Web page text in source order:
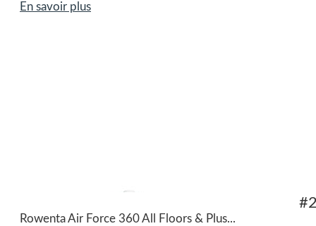
En savoir plus
Rowenta Air Force 360 All Floors & Plus...